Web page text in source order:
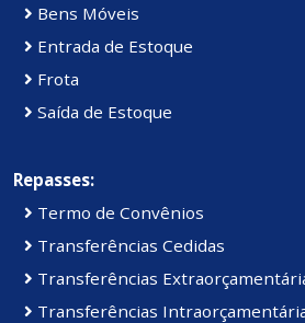
Bens Móveis
Entrada de Estoque
Frota
Saída de Estoque
Repasses:
Termo de Convênios
Transferências Cedidas
Transferências
Transferências